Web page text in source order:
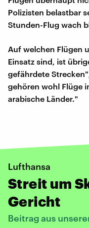
Polizisten belastbar
Stunden-Flug wach
Auf welchen Flügen
Einsatz sind, ist
gefährdete
gehören wohl Flüge
arabische Länder."
Lufthansa
Streit um
Gericht
Beitrag aus